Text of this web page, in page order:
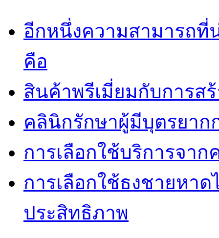
อีกหนึ่งความสามารถที่
คือ
สินค้าพรีเมี่ยมกับการส
คลินิกรักษาผู้มีบุตรยาก
การเลือกใช้บริการจา
การเลือกใช้ธงชายหาด
ประสิทธิภาพ